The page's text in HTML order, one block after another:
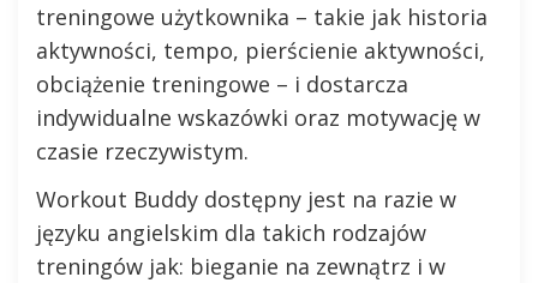
treningowe użytkownika – takie jak historia
aktywności, tempo, pierścienie aktywności,
obciążenie treningowe – i dostarcza
indywidualne wskazówki oraz motywację w
czasie rzeczywistym.
Workout Buddy dostępny jest na razie w
języku angielskim dla takich rodzajów
treningów jak: bieganie na zewnątrz i w